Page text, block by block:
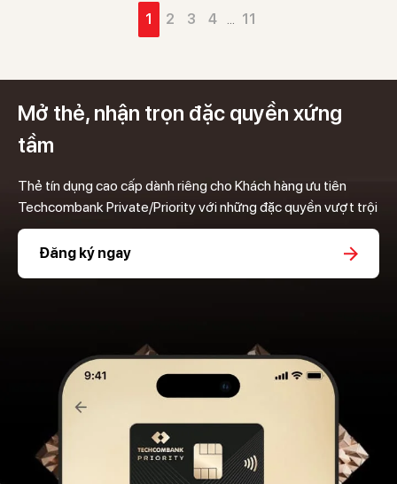
1 2 3 4 ... 11
Mở thẻ, nhận trọn đặc quyền xứng
tầm
Thẻ tín dụng cao cấp dành riêng cho Khách hàng ưu tiên
Techcombank Private/Priority với những đặc quyền vượt trội
Đăng ký ngay